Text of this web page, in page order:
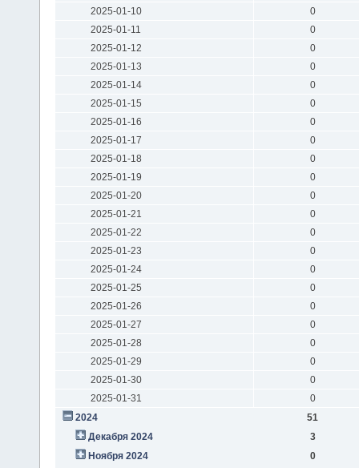
2025-01-10
0
2025-01-11
0
2025-01-12
0
2025-01-13
0
2025-01-14
0
2025-01-15
0
2025-01-16
0
2025-01-17
0
2025-01-18
0
2025-01-19
0
2025-01-20
0
2025-01-21
0
2025-01-22
0
2025-01-23
0
2025-01-24
0
2025-01-25
0
2025-01-26
0
2025-01-27
0
2025-01-28
0
2025-01-29
0
2025-01-30
0
2025-01-31
0
2024
51
Декабря 2024
3
Ноября 2024
0